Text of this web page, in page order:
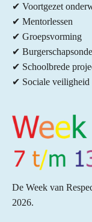
✔ Voortgezet
✔ Mentorlessen
✔ Groepsvorming
✔
✔ Schoolbrede
✔ Sociale veiligheid
De Week van
2026.